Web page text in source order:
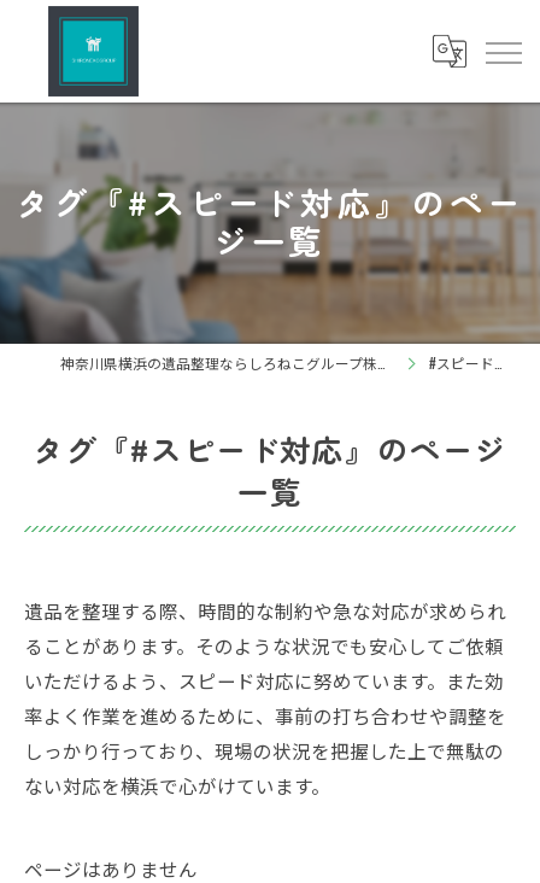
タグ『#スピード対応』のペー
ジ一覧
#スピード対応
タグ『#スピード対応』のページ
一覧
遺品を整理する際、時間的な制約や急な対応が求められ
ることがあります。そのような状況でも安心してご依頼
いただけるよう、スピード対応に努めています。また効
率よく作業を進めるために、事前の打ち合わせや調整を
しっかり行っており、現場の状況を把握した上で無駄の
ない対応を横浜で心がけています。
ページはありません